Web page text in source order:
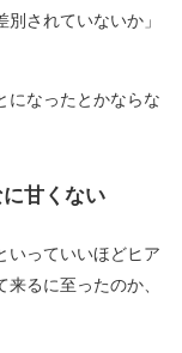
されていないか」
になったとかならな
甘くない
いっていいほどヒア
るに至ったのか、